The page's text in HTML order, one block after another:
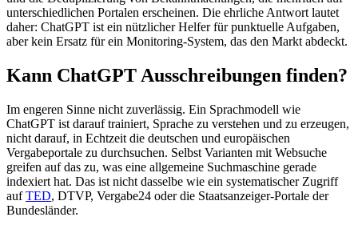
unterschiedlichen Portalen erscheinen. Die ehrliche Antwort lautet
daher: ChatGPT ist ein nützlicher Helfer für punktuelle Aufgaben,
aber kein Ersatz für ein Monitoring-System, das den Markt abdeckt.
Kann ChatGPT Ausschreibungen finden?
Im engeren Sinne nicht zuverlässig. Ein Sprachmodell wie
ChatGPT ist darauf trainiert, Sprache zu verstehen und zu erzeugen,
nicht darauf, in Echtzeit die deutschen und europäischen
Vergabeportale zu durchsuchen. Selbst Varianten mit Websuche
greifen auf das zu, was eine allgemeine Suchmaschine gerade
indexiert hat. Das ist nicht dasselbe wie ein systematischer Zugriff
aufTED, DTVP, Vergabe24 oder die Staatsanzeiger-Portale der
Bundesländer.